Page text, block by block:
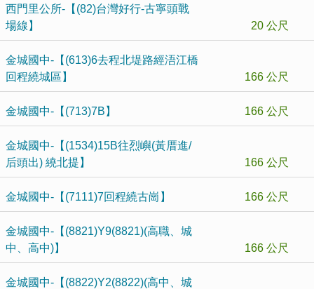
西門里公所-【(82)台灣好行-古寧頭戰
場線】
20 公尺
金城國中-【(613)6去程北堤路經浯江橋
回程繞城區】
166 公尺
金城國中-【(713)7B】 166 公尺
金城國中-【(1534)15B往烈嶼(黃厝進/
后頭出) 繞北提】
166 公尺
金城國中-【(7111)7回程繞古崗】 166 公尺
金城國中-【(8821)Y9(8821)(高職、城
中、高中)】
166 公尺
金城國中-【(8822)Y2(8822)(高中、城